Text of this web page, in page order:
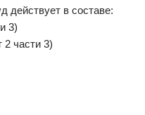
действует в составе:
3)
2 части 3)